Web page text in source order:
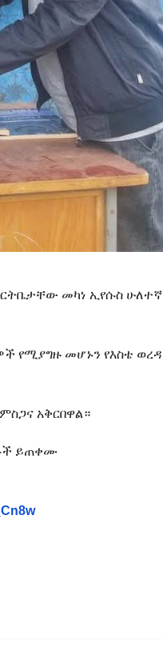
መካነ ኢየሱስ ሁለተኛ
የሚያግዙ መሆኑን የእስቴ ወረዳ
አቅርበዋል።
ይጠቀሙ